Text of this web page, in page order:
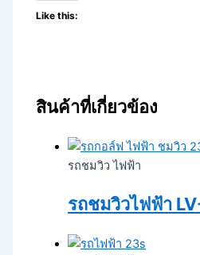
Like this:
สินค้าที่เกี่ยวข้อง
รถชมวิว ไฟฟ้า
รถชมวิวไฟฟ้า